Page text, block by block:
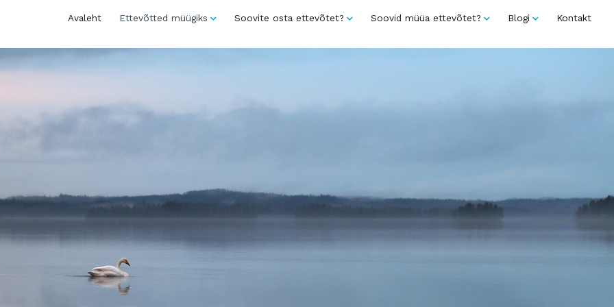
Avaleht Ettevõtted müügiks Soovite osta ettevõtet? Soovid müüa ettevõtet? Blogi Kontakt